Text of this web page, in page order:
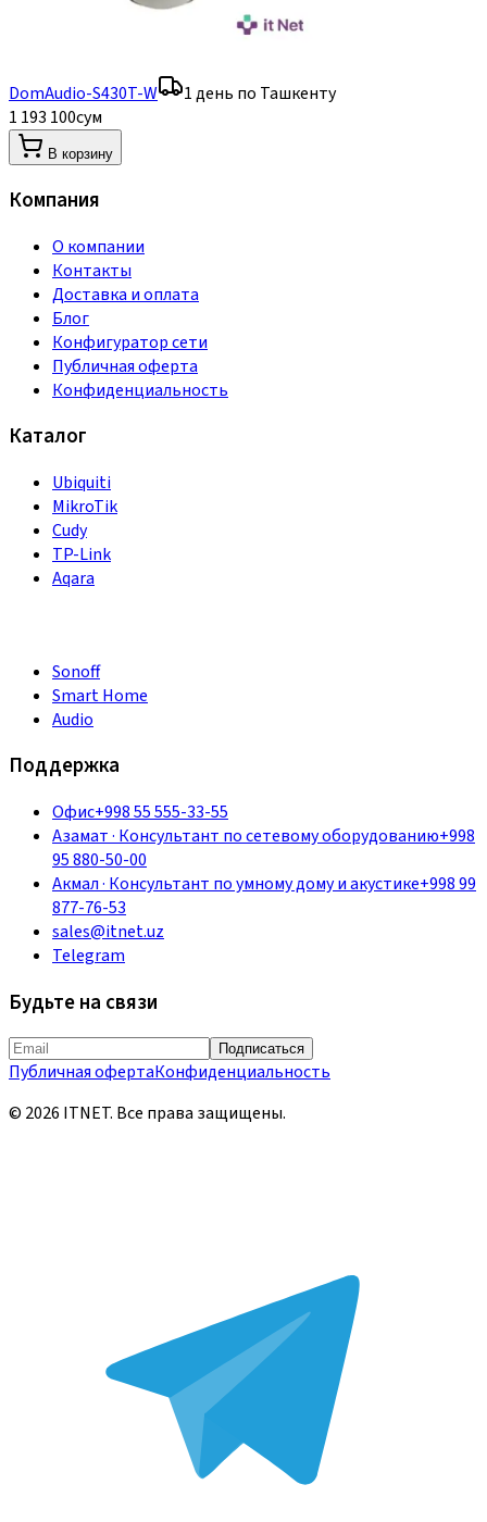
DomAudio-S430T-W
1 день по Ташкенту
1 193 100сум
В корзину
Компания
О компании
Контакты
Доставка и оплата
Блог
Конфигуратор сети
Публичная оферта
Конфиденциальность
Каталог
Ubiquiti
MikroTik
Cudy
TP-Link
Aqara
Sonoff
Smart Home
Audio
Поддержка
Офис+998 55 555-33-55
Азамат· Консультант по сетевому оборудованию+998
95 880-50-00
Акмал· Консультант по умному дому и акустике+998 99
877-76-53
sales@itnet.uz
Telegram
Будьте на связи
Подписаться
Публичная офертаКонфиденциальность
© 2026 ITNET. Все права защищены.